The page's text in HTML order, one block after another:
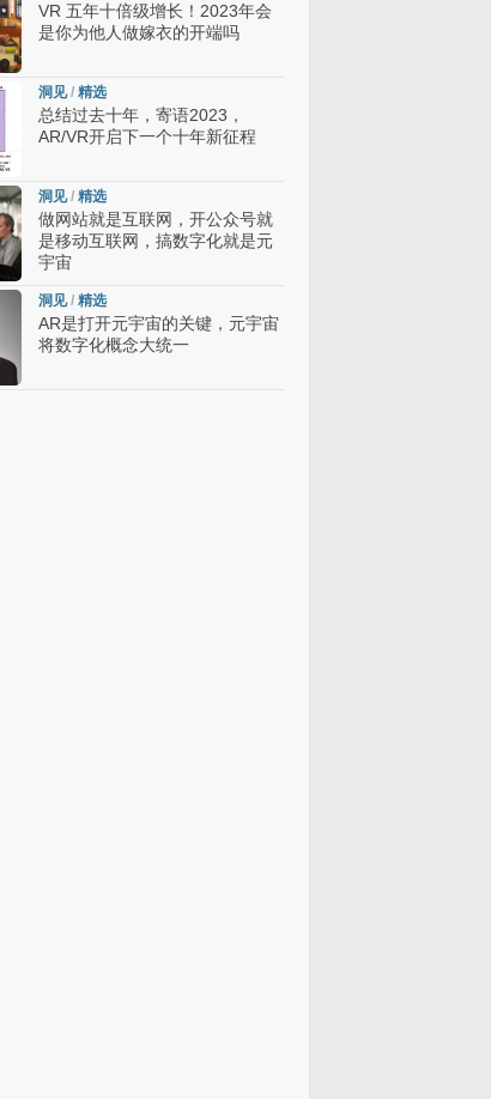
VR 五年十倍级增长！2023年会
是你为他人做嫁衣的开端吗
洞见/ 精选
总结过去十年，寄语2023，
AR/VR开启下一个十年新征程
洞见/ 精选
做网站就是互联网，开公众号就
是移动互联网，搞数字化就是元
宇宙
洞见/ 精选
AR是打开元宇宙的关键，元宇宙
将数字化概念大统一